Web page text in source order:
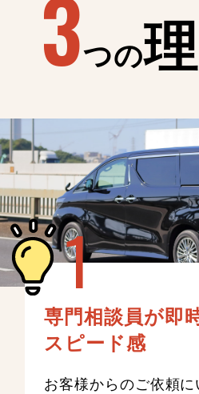
3つの
専門相談員が即
スピード感
お客様からのご依頼